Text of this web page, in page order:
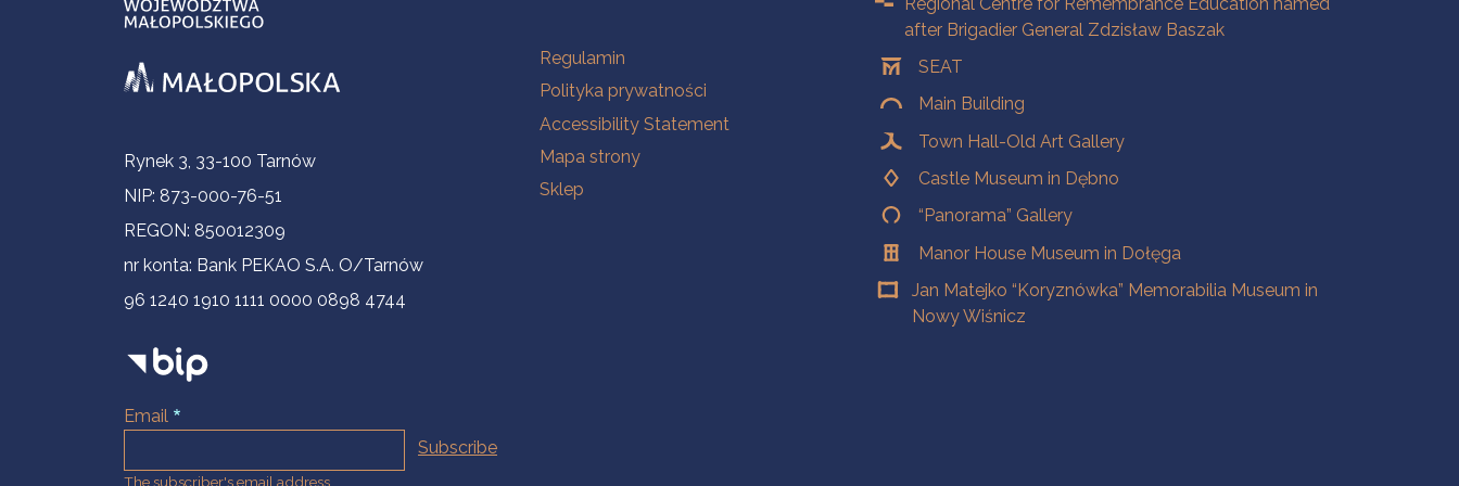
Contact Information
Rynek 3, 33-100 Tarnów
NIP: 873-000-76-51
REGON: 850012309
nr konta: Bank PEKAO S.A. O/Tarnów
96 1240 1910 1111 0000 0898 4744
Email
The subscriber's email address.
Na skróty.
Regulamin
Polityka prywatności
Accessibility Statement
Mapa strony
Sklep
after Brigadier General Zdzisław Baszak
SEAT
Main Building
Town Hall-Old Art Gallery
Castle Museum in Dębno
“Panorama” Gallery
Manor House Museum in Dołęga
Jan Matejko “Koryznówka” Memorabilia Museum in
Nowy Wiśnicz